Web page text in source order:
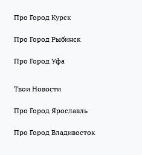
Про Город Курск
Про Город Рыбинск
Про Город Уфа
Твои Новости
Про Город Ярославль
Про Город Владивосток